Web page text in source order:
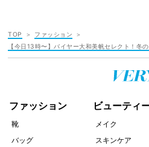
TOP
ファッション
【今日13時〜】バイヤー大和美帆セレクト！冬
ファッション
靴
バッグ
ビューティ
メイク
スキンケア